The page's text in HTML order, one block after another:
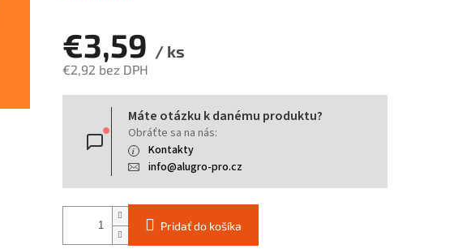
€3,59 / ks
€2,92 bez DPH
Jednotková
Máte otázku k danému produktu?
Obráťte sa na nás:
Kontakty
info@alugro-pro.cz
Pridať do košíka